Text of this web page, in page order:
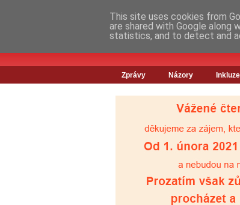
Zprávy Názory Inkluze
This site uses cookies from
are shared with Google along
statistics, and to detect and